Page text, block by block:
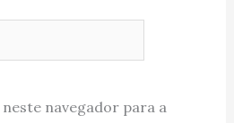
neste navegador para a